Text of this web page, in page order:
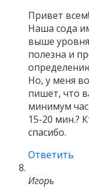
Привет
Наша сода
выше
полезна и
Но, у меня
пишет, что
минимум
15-20 мин.?
спасибо.
Ответить
Игорь